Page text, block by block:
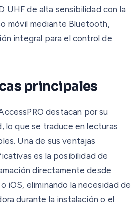
UHF de alta sensibilidad con la
móvil mediante Bluetooth,
integral para el control de
principales
destacan por su
lo que se traduce en lecturas
Una de sus ventajas
es la posibilidad de
directamente desde
iOS, eliminando la necesidad de
durante la instalación o el